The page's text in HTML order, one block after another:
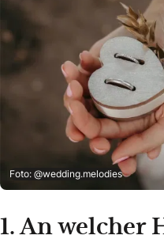
Foto: @wedding.melodies
1. An welcher